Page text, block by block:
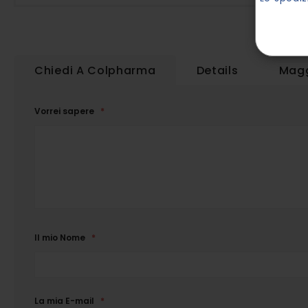
Chiedi A Colpharma
Vorrei sapere
Il mio Nome
La mia E-mail
Details